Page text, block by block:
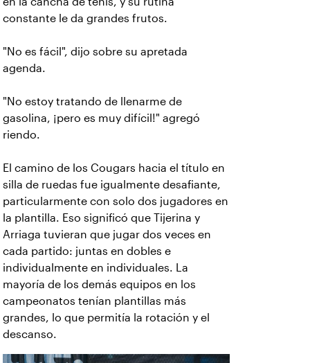
constante le da grandes frutos.
"No es fácil", dijo sobre su apretada
agenda.
"No estoy tratando de llenarme de
gasolina, ¡pero es muy difícil!" agregó
riendo.
El camino de los Cougars hacia el título en
silla de ruedas fue igualmente desafiante,
particularmente con solo dos jugadores en
la plantilla. Eso significó que Tijerina y
Arriaga tuvieran que jugar dos veces en
cada partido: juntas en dobles e
individualmente en individuales.
La
mayoría de los demás equipos en los
campeonatos tenían plantillas más
grandes, lo que permitía la rotación y el
descanso.